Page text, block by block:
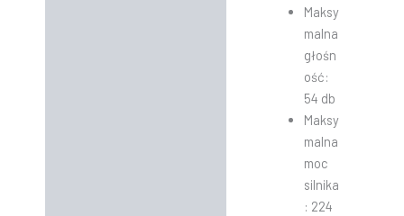
Maksy
malna
głośn
ość:
54 db
Maksy
malna
moc
silnika
: 224